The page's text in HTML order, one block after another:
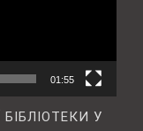
01:55
У